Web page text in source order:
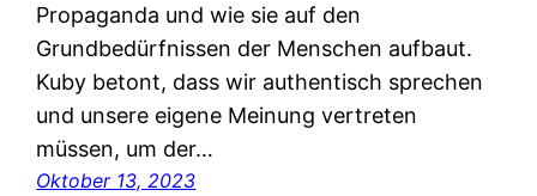
Propaganda und wie sie auf den
Grundbedürfnissen der Menschen aufbaut.
Kuby betont, dass wir authentisch sprechen
und unsere eigene Meinung vertreten
müssen, um der…
Oktober 13, 2023